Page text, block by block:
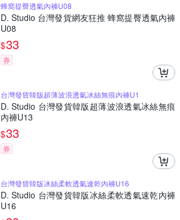
蜂窩提臀透氣內褲U08
D. Studio 台灣發貨網友狂推 蜂窩提臀透氣內褲
U08
$33
券
台灣發貨韓版超薄波浪透氣冰絲無痕內褲U1
D. Studio 台灣發貨韓版超薄波浪透氣冰絲無痕
內褲U13
$33
券
台灣發貨韓版冰絲柔軟透氣速乾內褲U16
D. Studio 台灣發貨韓版冰絲柔軟透氣速乾內褲
U16